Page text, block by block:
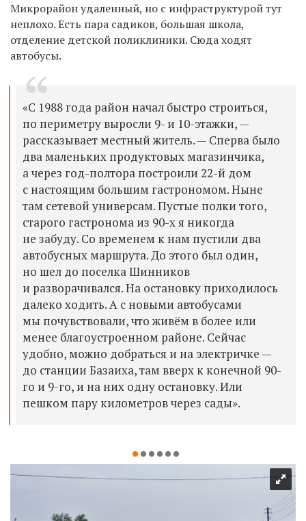
Микрорайон удаленный, но с инфраструктурой тут
неплохо. Есть пара садиков, большая школа,
отделение детской поликлиники. Сюда ходят
автобусы.
«С 1988 года район начал быстро строиться,
по периметру выросли 9- и 10-этажки, —
рассказывает местный житель. — Сперва было
два маленьких продуктовых магазинчика,
а через год-полтора построили 22-й дом
с настоящим большим гастрономом. Ныне
там сетевой универсам. Пустые полки того,
старого гастронома из 90-х я никогда
не забуду. Со временем к нам пустили два
автобусных маршрута. До этого был один,
но шел до поселка Шинников
и разворачивался. На остановку приходилось
далеко ходить. А с новыми автобусами
мы почувствовали, что живём в более или
менее благоустроенном районе. Сейчас
удобно, можно добраться и на электричке —
до станции Базаиха, там вверх к конечной 90-
го и 9-го, и на них одну остановку. Или
пешком пару километров через сады».